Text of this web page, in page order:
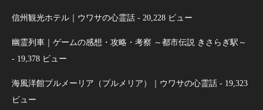
信州観光ホテル｜ウワサの心霊話 - 20,228 ビュー
幽霊列車｜ゲームの感想・攻略・考察 ～都市伝説 きさらぎ駅～
- 19,378 ビュー
海風洋館プルメーリア（プルメリア）｜ウワサの心霊話 - 19,323
ビュー